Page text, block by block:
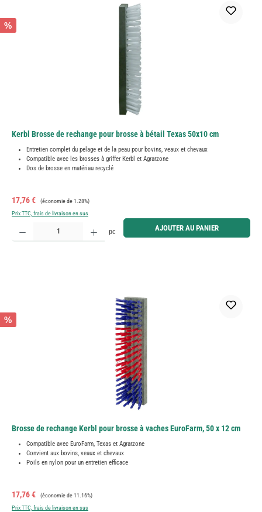
%
Kerbl Brosse de rechange pour brosse à bétail Texas 50x10 cm
Entretien complet du pelage et de la peau pour bovins, veaux et chevaux
Compatible avec les brosses à griffer Kerbl et Agrarzone
Dos de brosse en matériau recyclé
Prix de vente :
17,76 € Prix régulier :
(économie de 1.28%)
Prix TTC, frais de livraison en sus
Quantité de produit : Entrez la quantité souhaitée ou utilisez les boutons pour augmenter ou
pc AJOUTER AU PANIER
%
Brosse de rechange Kerbl pour brosse à vaches EuroFarm, 50 x 12 cm
Compatible avec EuroFarm, Texas et Agrarzone
Convient aux bovins, veaux et chevaux
Poils en nylon pour un entretien efficace
Prix de vente :
17,76 € Prix régulier :
(économie de 11.16%)
Prix TTC, frais de livraison en sus